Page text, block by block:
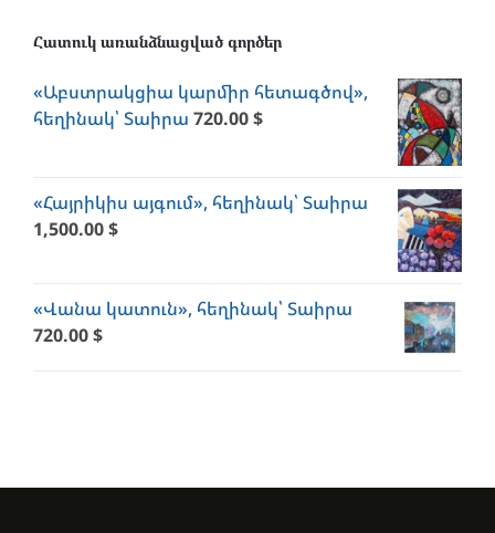
Հատուկ առանձնացված գործեր
«Աբստրակցիա կարմիր հետագծով»,
հեղինակ՝ Տաիրա 720.00$
«Հայրիկիս այգում», հեղինակ՝ Տաիրա
1,500.00$
«Վանա կատուն», հեղինակ՝ Տաիրա
720.00$